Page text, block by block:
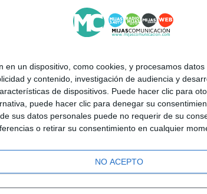
en un dispositivo, como cookies, y procesamos
y contenido, investigación de audiencia y
de dispositivos. Puede hacer clic para
puede hacer clic para denegar su
sus datos personales puede no requerir de su
o retirar su consentimiento en cualquier
NO ACEPTO
Quiénes somos Contacto